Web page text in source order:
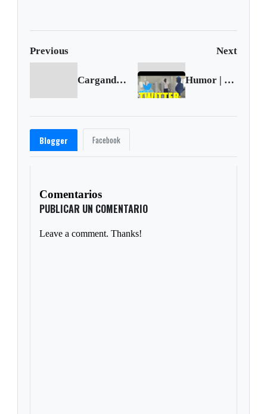
evacúan
Previous Next
Cargando anterior... Humor | Un seguidor auténtico
Blogger Facebook
Comentarios
PUBLICAR UN COMENTARIO
Leave a comment. Thanks!